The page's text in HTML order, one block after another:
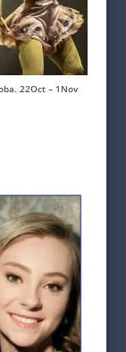
22Oct – 1Nov